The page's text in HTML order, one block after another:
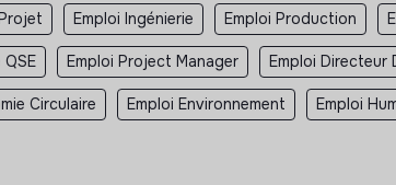
Emploi Ingénierie Emploi Production
Emploi Project Manager Emploi Directeur
Circulaire Emploi Environnement Emploi